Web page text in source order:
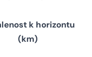
k horizontu
(km)